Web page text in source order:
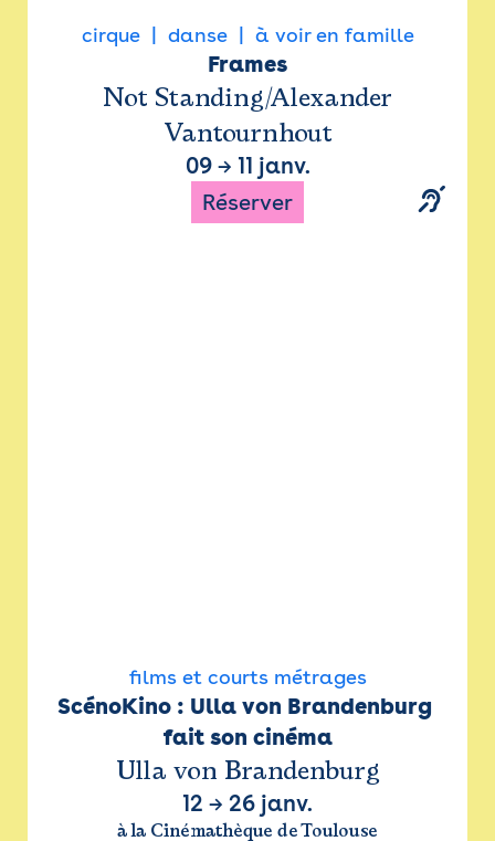
cirque danse à voir en famille
Frames
Not Standing/Alexander
Vantournhout
09→ 11 janv.
Réserver
films et courts métrages
ScénoKino : Ulla von Brandenburg
fait son cinéma
Ulla von Brandenburg
12 → 26 janv.
à la Cinémathèque de Toulouse